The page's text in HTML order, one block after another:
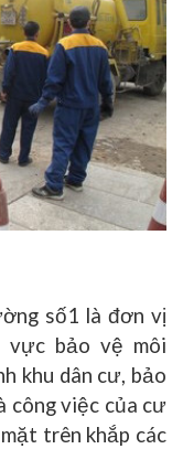
số1 là đơn vị
bảo vệ môi
khu dân cư, bảo
công việc của cư
trên khắp các